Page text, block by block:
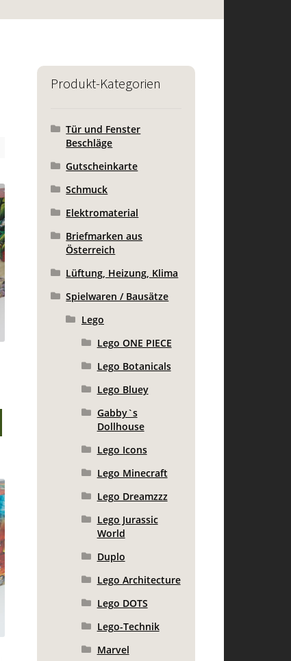
Produkt-Kategorien
Tür und Fenster
Beschläge
Gutscheinkarte
Schmuck
Elektromaterial
Briefmarken aus
Österreich
Lüftung, Heizung, Klima
Spielwaren / Bausätze
Lego
Lego ONE PIECE
Lego Botanicals
Lego Bluey
Gabby`s
Dollhouse
Lego Icons
Lego Minecraft
Lego Dreamzzz
Lego Jurassic
World
Duplo
Lego Architecture
Lego DOTS
Lego-Technik
Marvel